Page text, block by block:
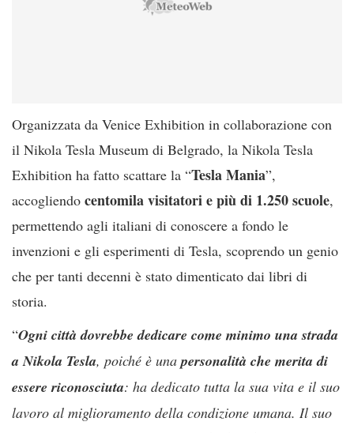
Organizzata da Venice Exhibition in collaborazione con
il Nikola Tesla Museum di Belgrado, la Nikola Tesla
Exhibition ha fatto scattare la “Tesla Mania”,
accogliendo centomila visitatori e più di 1.250 scuole,
permettendo agli italiani di conoscere a fondo le
invenzioni e gli esperimenti di Tesla, scoprendo un genio
che per tanti decenni è stato dimenticato dai libri di
storia.
“Ogni città dovrebbe dedicare come minimo una strada
a Nikola Tesla, poiché è unapersonalità che merita di
essere riconosciuta: ha dedicato tutta la sua vita e il suo
lavoro al miglioramento della condizione umana. Il suo